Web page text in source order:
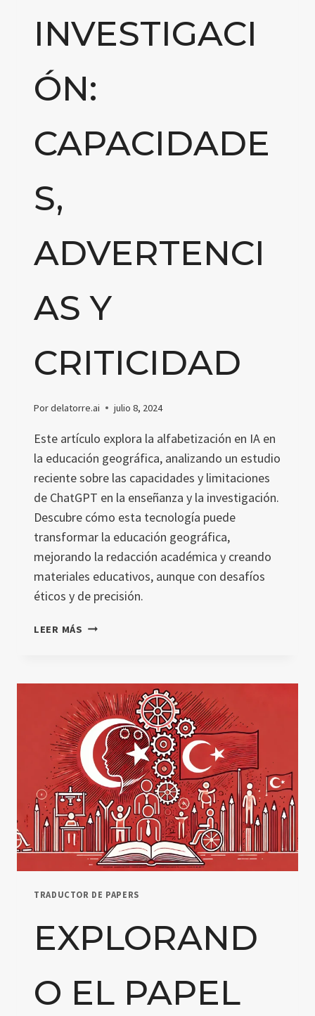
INVESTIGACI
ÓN:
CAPACIDADE
S,
ADVERTENCI
AS Y
CRITICIDAD
Pordelatorre.ai julio 8, 2024
Este artículo explora la alfabetización en IA en
la educación geográfica, analizando un estudio
reciente sobre las capacidades y limitaciones
de ChatGPT en la enseñanza y la investigación.
Descubre cómo esta tecnología puede
transformar la educación geográfica,
mejorando la redacción académica y creando
materiales educativos, aunque con desafíos
éticos y de precisión.
LEER MÁS ALFABETIZACIÓN
EDUCACIÓN
GEOGRÁFICA
Y
LA
INVESTIGACIÓN:
CAPACIDADES,
ADVERTENCIAS
Y
CRITICIDAD
TRADUCTOR DE PAPERS
EXPLORAND
O EL PAPEL